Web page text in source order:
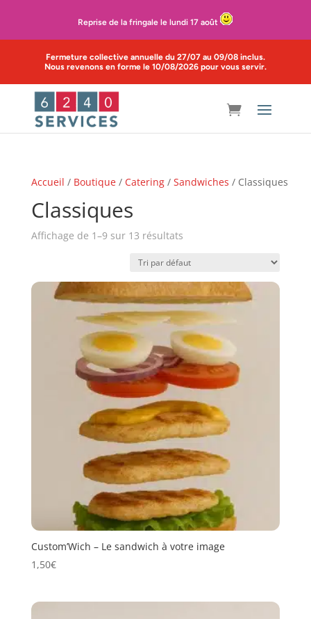
Reprise de la fringale le lundi 17 août
Fermeture collective annuelle du 27/07 au 09/08 inclus.
Nous revenons en forme le 10/08/2026 pour vous servir.
Accueil / Boutique/ Catering/ Sandwiches / Classiques
Classiques
Affichage de 1–9 sur 13 résultats
Custom’Wich – Le sandwich à votre image
1,50€